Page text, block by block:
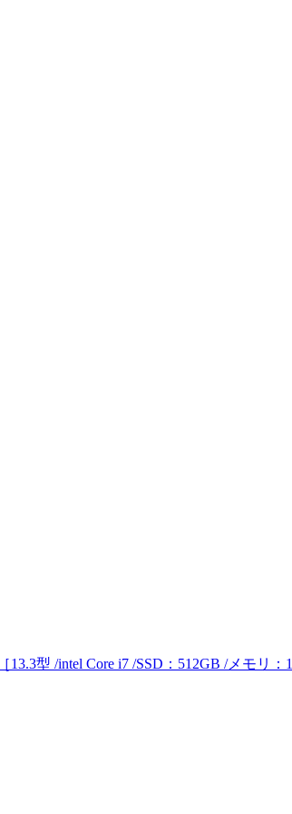
型 /intel Core i7 /SSD：512GB /メモリ：